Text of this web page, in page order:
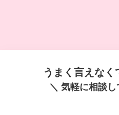
うまく言えなく
＼ 気軽に相談